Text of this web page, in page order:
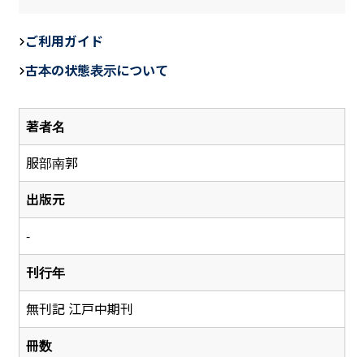
著者名
服部南郭
出版元
-
刊行年
無刊記 江戸中期刊
冊数
e
b
o
o
ご利用ガイド
古本の状態表示について